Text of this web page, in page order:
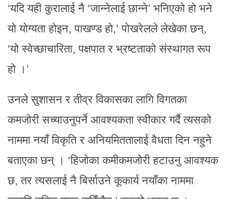
‘यदि यही कुरालाई नै ‘जान्नेलाई छान्ने’ भनिएको हो भने
यो योग्यता होइन, पाखण्ड हो,’ पोखरेलले लेखेका छन्,
‘यो स्वेच्छाचारिता, पक्षपात र भ्रष्टताको संस्थागत रूप
हो ।’
उनले सुशासन र तीव्र विकासका लागि विगतका
कमजोरी सच्याउनुपर्ने आवश्यकता स्वीकार गर्दै त्यसको
नाममा नयाँ विकृति र अनियमिततालाई वैधता दिन नहुने
बताएका छन् । ‘हिजोका कमीकमजोरी हटाउनु आवश्यक
छ, तर त्यसलाई नै बिर्साउने कूकार्य नयाँका नाममा